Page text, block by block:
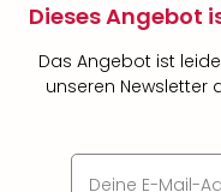
Dieses Angebot
Das Angebot ist
unseren Newsletter